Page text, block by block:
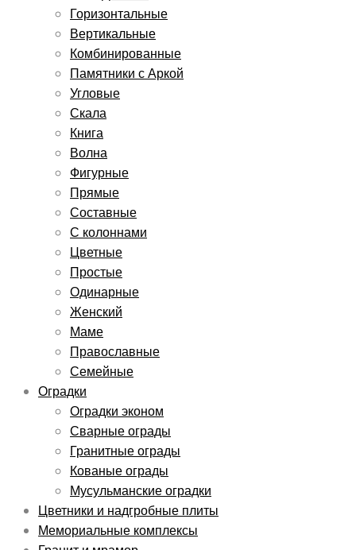
Горизонтальные
Вертикальные
Комбинированные
Памятники с Аркой
Угловые
Скала
Книга
Волна
Фигурные
Прямые
Составные
С колоннами
Цветные
Простые
Одинарные
Женский
Маме
Православные
Семейные
Оградки
Оградки эконом
Сварные ограды
Гранитные ограды
Кованые ограды
Мусульманские оградки
Цветники и надгробные плиты
Мемориальные комплексы